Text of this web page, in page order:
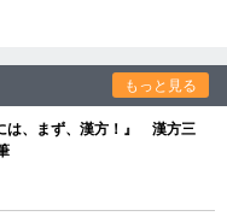
もっと見る
は、まず、漢方！』 漢方三